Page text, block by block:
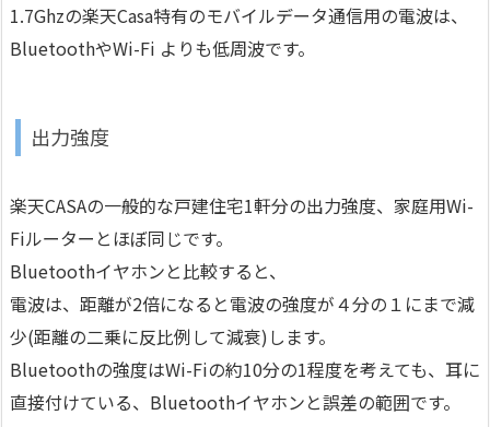
1.7Ghzの楽天Casa特有のモバイルデータ通信用の電波は、
BluetoothやWi-Fi よりも低周波です。
出力強度
楽天CASAの一般的な戸建住宅1軒分の出力強度、家庭用Wi-
Fiルーターとほぼ同じです。
Bluetoothイヤホンと比較すると、
電波は、距離が2倍になると電波の強度が４分の１にまで減
少(距離の二乗に反比例して減衰)します。
Bluetoothの強度はWi-Fiの約10分の1程度を考えても、耳に
直接付けている、Bluetoothイヤホンと誤差の範囲です。